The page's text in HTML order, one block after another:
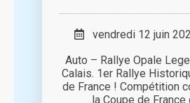
vendredi 12 juin
Auto – Rallye Opale
Calais. 1er Rallye
de France ! Compétition
la Coupe de France